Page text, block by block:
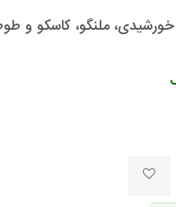
ملنگو، کاسکو و